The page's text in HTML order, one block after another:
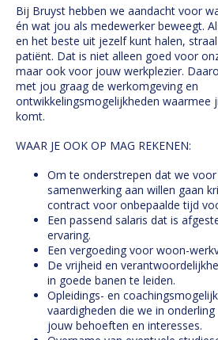
Bij Bruyst hebben we aandacht voor
én wat jou als medewerker beweegt.
en het beste uit jezelf kunt halen,
patiënt. Dat is niet alleen goed voor
maar ook voor jouw werkplezier.
met jou graag de werkomgeving en
ontwikkelingsmogelijkheden
komt.
WAAR JE OOK OP MAG REKENEN:
Om te onderstrepen dat we
samenwerking aan willen gaan
contract voor onbepaalde tijd
Een passend salaris dat is
ervaring.
Een vergoeding voor woon-
De vrijheid en
in goede banen te leiden.
Opleidings- en
vaardigheden die we in
jouw behoeften en interesses.